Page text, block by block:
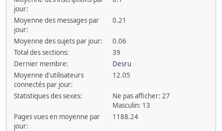
jour:
Moyenne des messages par
jour:
0.21
Moyenne des sujets par jour:
0.06
Total des sections:
39
Dernier membre:
Desru
Moyenne d'utilisateurs
connectés par jour:
12.05
Statistiques des sexes:
Ne pas afficher: 27
Masculin: 13
Pages vues en moyenne par
jour:
1188.24